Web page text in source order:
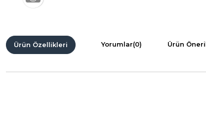
Ürün Özellikleri Yorumlar(0) Ürün